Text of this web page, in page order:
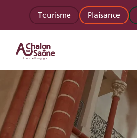
contenu
principal
Tourisme Plaisance